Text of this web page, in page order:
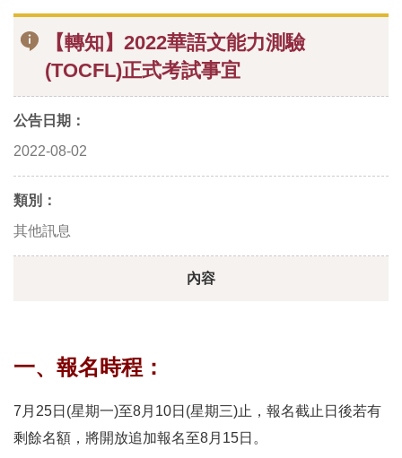
【轉知】2022華語文能力測驗
(TOCFL)正式考試事宜
公告日期：
2022-08-02
類別：
其他訊息
內容
一、報名時程：
7月25日(星期一)至8月10日(星期三)止，報名截止日後若有
剩餘名額，將開放追加報名至8月15日。